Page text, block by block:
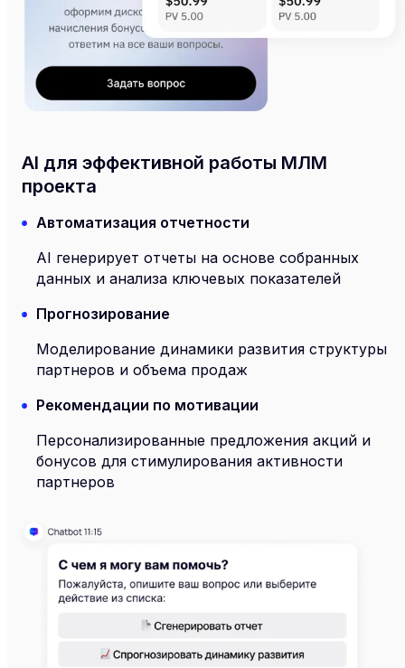
AI для эффективной работы МЛМ
проекта
Автоматизация отчетности
AI генерирует отчеты на основе собранных
данных и анализа ключевых показателей
Прогнозирование
Моделирование динамики развития структуры
партнеров и объема продаж
Рекомендации по мотивации
Персонализированные предложения акций и
бонусов для стимулирования активности
партнеров